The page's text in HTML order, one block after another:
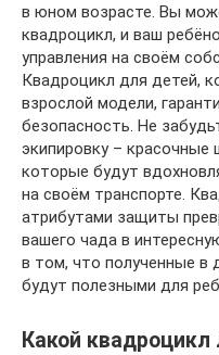
в юном возрасте. Вы
квадроцикл, и ваш
управления на своём
Квадроцикл для детей,
взрослой модели,
безопасность. Не
экипировку –
которые будут
на своём транспорте.
атрибутами защиты
вашего чада в
в том, что полученные в
будут полезными для
Какой квадроцикл